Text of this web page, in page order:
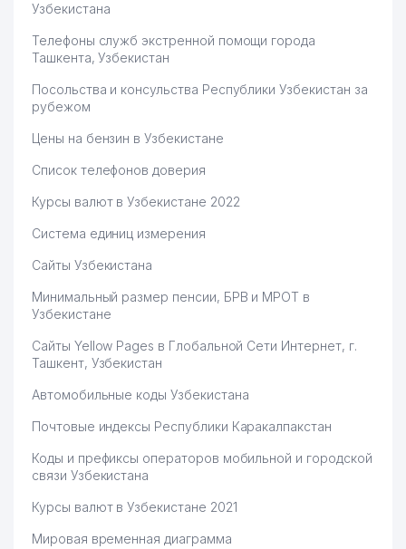
Узбекистана
Телефоны служб экстренной помощи города
Ташкента, Узбекистан
Посольства и консульства Республики Узбекистан за
рубежом
Цены на бензин в Узбекистане
Список телефонов доверия
Курсы валют в Узбекистане 2022
Система единиц измерения
Сайты Узбекистана
Минимальный размер пенсии, БРВ и МРОТ в
Узбекистане
Сайты Yellow Pages в Глобальной Сети Интернет, г.
Ташкент, Узбекистан
Автомобильные коды Узбекистана
Почтовые индексы Республики Каракалпакстан
Коды и префиксы операторов мобильной и городской
связи Узбекистана
Курсы валют в Узбекистане 2021
Мировая временная диаграмма